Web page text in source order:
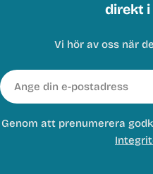
direkt i
Vi hör av oss när
E-
post
Genom att prenumerera